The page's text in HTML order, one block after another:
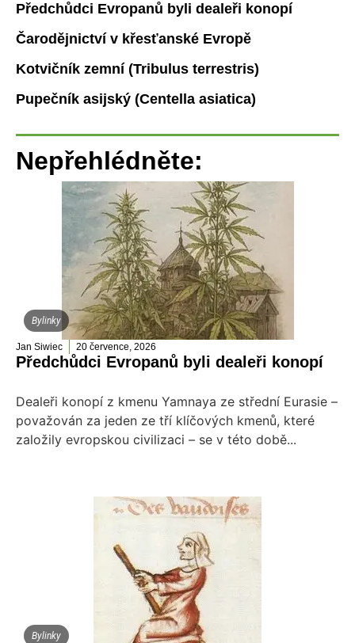
Předchůdci Evropanů byli dealeři konopí
Čarodějnictví v křesťanské Evropě
Kotvičník zemní (Tribulus terrestris)
Pupečník asijský (Centella asiatica)
Nepřehlédněte:
Bylinky
Jan Siwiec 20 července, 2026
Předchůdci Evropanů byli dealeři konopí
Dealeři konopí z kmenu Yamnaya ze střední Eurasie –
považován za jeden ze tří klíčových kmenů, které
založily evropskou civilizaci – se v této době...
Bylinky